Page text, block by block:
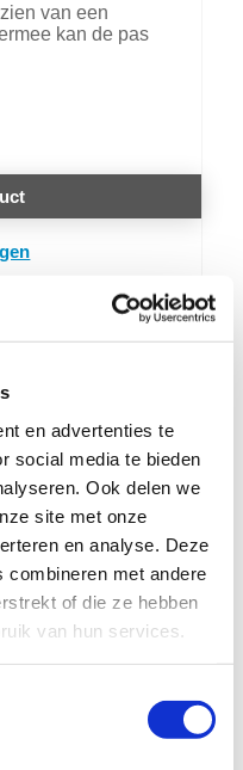
en advertenties te
social media te bieden
Ook delen we
site met onze
en analyse. Deze
combineren met andere
of die ze hebben
van hun services.
van een
kan de pas
horizontaal
vinyl en kan